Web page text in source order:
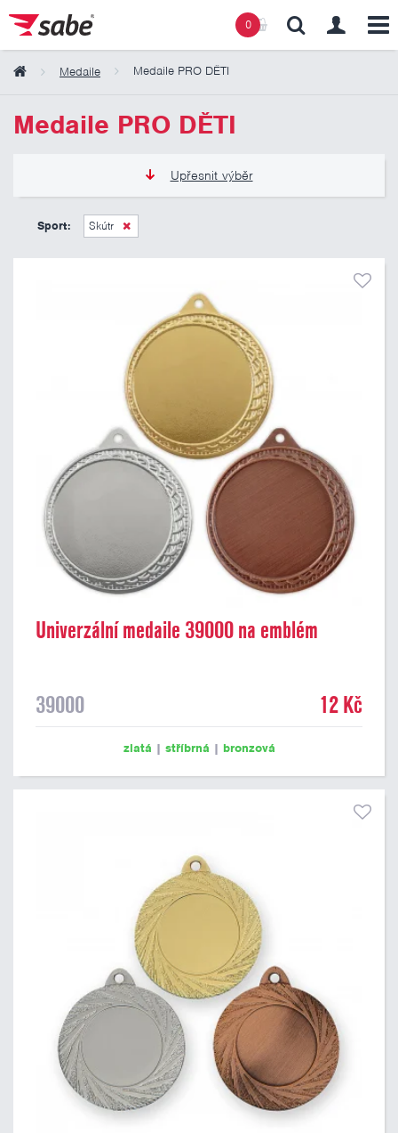
0
Medaile Medaile PRO DĚTI
Medaile PRO DĚTI
Upřesnit výběr
Pouze skladem
12 Kč
Sport: Skútr
Univerzální medaile 39000 na emblém
39000 12 Kč
zlatá | stříbrná | bronzová
Obsah košíku